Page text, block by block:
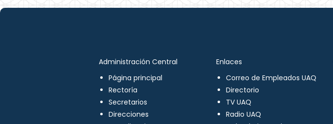
Administración Central
Página principal
Rectoría
Secretarios
Direcciones
Enlaces
Correo de Empleados UAQ
Directorio
TV UAQ
Radio UAQ